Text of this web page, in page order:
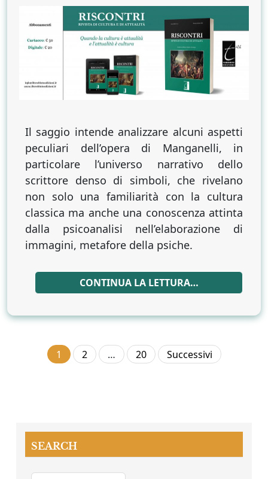
e
le
soglie
dell’Inferno
Il saggio intende analizzare alcuni aspetti
peculiari dell’opera di Manganelli, in
particolare l’universo narrativo dello
scrittore denso di simboli, che rivelano
non solo una familiarità con la cultura
classica ma anche una conoscenza attinta
dalla psicoanalisi nell’elaborazione di
immagini, metafore della psiche.
CONTINUA LA LETTURA…
Paginazione
1 2 … 20 Successivi
SEARCH